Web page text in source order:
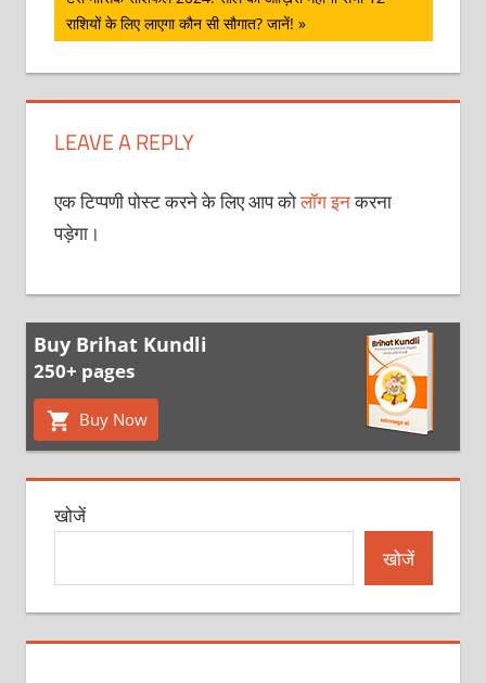
Post:
राशियों के लिए लाएगा कौन सी सौगात? जानें!
LEAVE A REPLY
एक टिप्पणी पोस्ट करने के लिए आप कोलॉग इनकरना
पड़ेगा।
Buy Brihat Kundli
250+ pages
Buy Now
खोजें
खोजें